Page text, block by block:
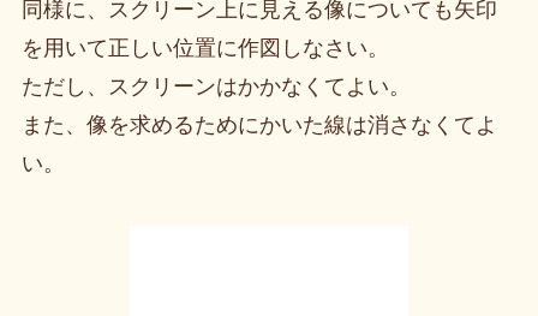
同様に、スクリーン上に見える像についても矢印
を用いて正しい位置に作図しなさい。
ただし、スクリーンはかかなくてよい。
また、像を求めるためにかいた線は消さなくてよ
い。